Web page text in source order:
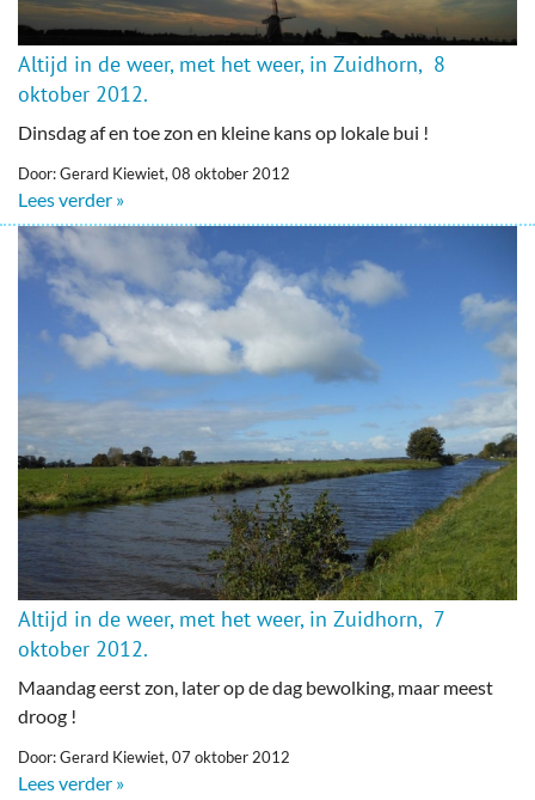
Altijd in de weer, met het weer, in Zuidhorn, 8
oktober 2012.
Dinsdag af en toe zon en kleine kans op lokale bui !
Door: Gerard Kiewiet, 08 oktober 2012
Lees verder »
Altijd in de weer, met het weer, in Zuidhorn, 7
oktober 2012.
Maandag eerst zon, later op de dag bewolking, maar meest
droog !
Door: Gerard Kiewiet, 07 oktober 2012
Lees verder »